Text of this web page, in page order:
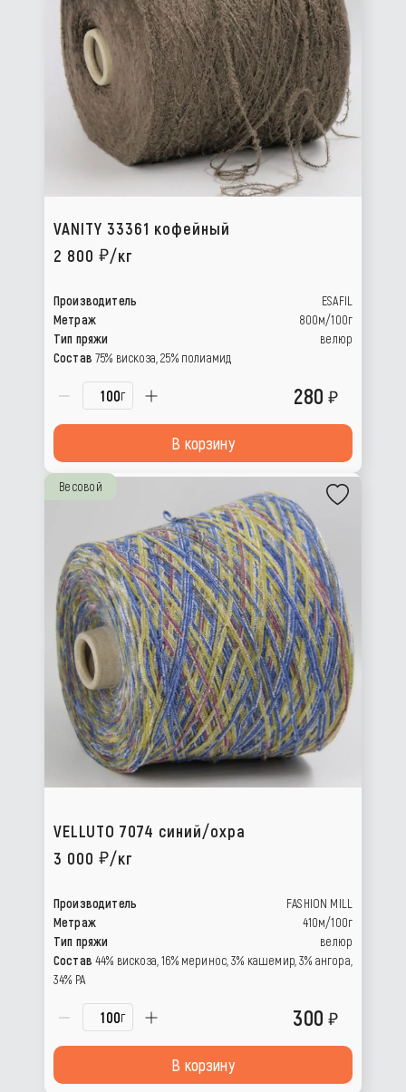
VANITY 33361 кофейный
2 800
/кг
Производитель
ESAFIL
Метраж
800м/100г
Тип пряжи
велюр
Состав 75% вискоза, 25% полиамид
г 280
В корзину
Весовой
VELLUTO 7074 синий/охра
3 000
/кг
Производитель
FASHION MILL
Метраж
410м/100г
Тип пряжи
велюр
Состав 44% вискоза, 16% меринос, 3% кашемир, 3% ангора,
34% РА
г 300
В корзину